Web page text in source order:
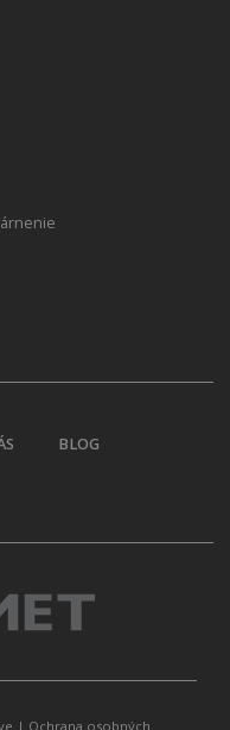
BLOG
| Ochrana osobných